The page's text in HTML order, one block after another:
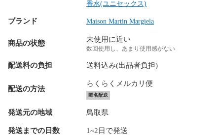
香水(ユニセックス)
ブランド Maison Martin Margiela
商品の状態 未使用に近い
数回使用し、あまり使用感がない
配送料の負担 送料込み(出品者負担)
配送の方法
らくらくメルカリ便
匿名配送
発送元の地域 鳥取県
発送までの日数 1~2日で発送